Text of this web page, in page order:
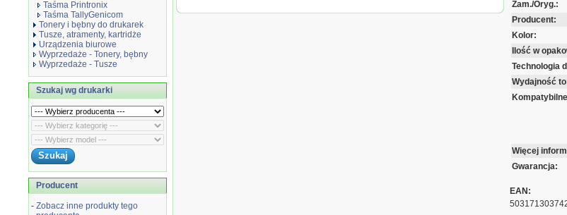
Taśma Printronix
Taśma TallyGenicom
Tonery i bębny do drukarek
Tusze, atramenty, kartridże
Urządzenia biurowe
Wyprzedaże - Tonery, bębny
Wyprzedaże - Tusze
Szukaj wg drukarki
Producent
- Zobacz inne produkty tego
ML1120/1190 | 4 mln znak. |
Zam./Oryg.:
Producent:
Kolor:
Ilość w
Technologia
Wydajność
Więcej
Gwarancja:
EAN: